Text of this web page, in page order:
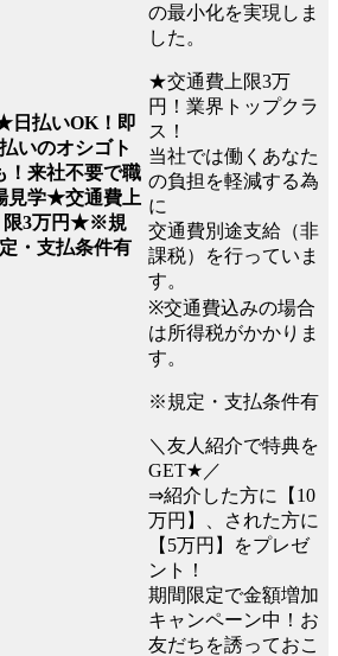
日払いOK！即
払いのオシゴト
！来社不要で職
見学★交通費上
限3万円★※規
定・支払条件有
の最小化を実現しま
した。
★交通費上限3万
円！業界トップクラ
ス！
当社では働くあなた
の負担を軽減する為
に
交通費別途支給（非
課税）を行っていま
す。
※交通費込みの場合
は所得税がかかりま
す。
※規定・支払条件有
＼友人紹介で特典を
GET★／
⇒紹介した方に【10
万円】、された方に
【5万円】をプレゼ
ント！
期間限定で金額増加
キャンペーン中！お
友だちを誘っておこ